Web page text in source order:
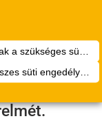
Összes süti engedélyezése